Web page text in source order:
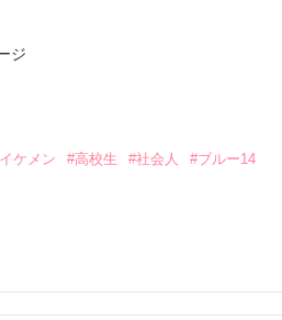
っていて、今は治っている。
ながら嫁いだのだが。
ジ
ケメン #高校生 #社会人 #ブルー14